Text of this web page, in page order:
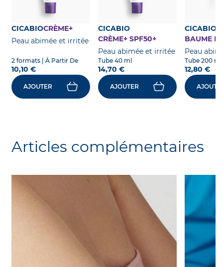
CICABIOCRÈME+
Peau abimée et irritée
2 formats | À Partir De
10,10 €
AJOUTER
CICABIO
CRÈME+ SPF50+
Peau abimée et irritée
Tube 40 ml
14,70 €
AJOUTER
CICABIO
BAUME
Peau
Tube 200 ml
12,80 €
Articles complémentaires